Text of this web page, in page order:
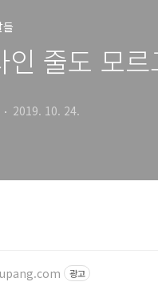
인 줄도 모
2019. 10. 24.
광고